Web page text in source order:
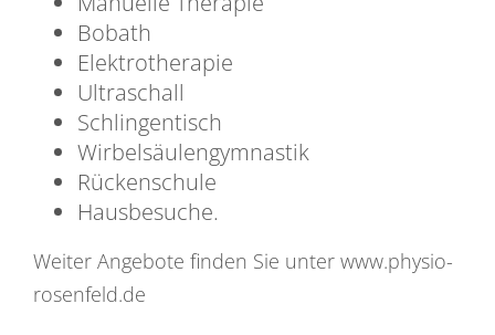
Bobath
Elektrotherapie
Ultraschall
Schlingentisch
Wirbelsäulengymnastik
Rückenschule
Hausbesuche.
Weiter Angebote finden Sie unter www.physio-
rosenfeld.de